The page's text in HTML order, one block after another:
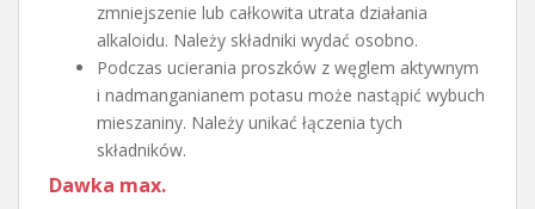
zmniejszenie lub całkowita utrata działania
alkaloidu. Należy składniki wydać osobno.
Podczas ucierania proszków z węglem aktywnym
i nadmanganianem potasu może nastąpić wybuch
mieszaniny. Należy unikać łączenia tych
składników.
Dawka max.